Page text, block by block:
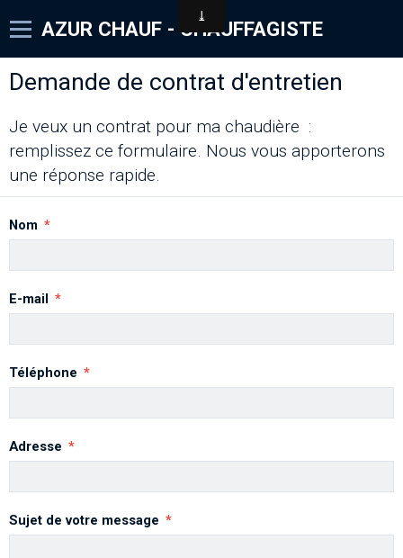
AZUR CHAUF - CHAUFFAGISTE
Accueil
☎️ 06 61 49 95 24
Demande de contrat d'entretien
Je veux un contrat pour ma chaudière :
remplissez ce formulaire. Nous vous apporterons
une réponse rapide.
Nom
E-mail
Téléphone
Adresse
Sujet de votre message